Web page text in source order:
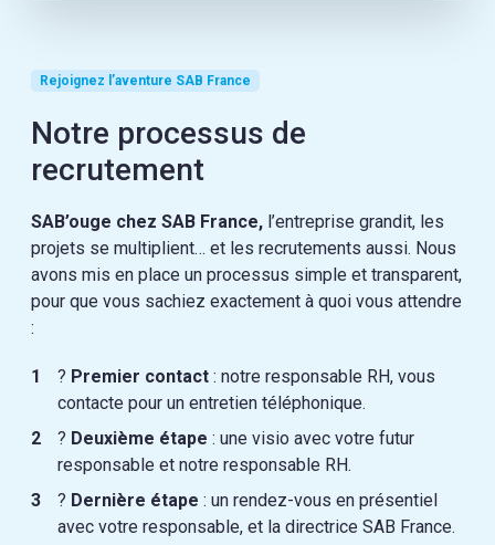
Rejoignez l’aventure SAB France
Notre processus de
recrutement
SAB’ouge chez SAB France, l’entreprise grandit, les
projets se multiplient… et les recrutements aussi. Nous
avons mis en place un processus simple et transparent,
pour que vous sachiez exactement à quoi vous attendre
:
? Premier contact : notre responsable RH, vous
contacte pour un entretien téléphonique.
? Deuxième étape : une visio avec votre futur
responsable et notre responsable RH.
? Dernière étape : un rendez-vous en présentiel
avec votre responsable, et la directrice SAB France.